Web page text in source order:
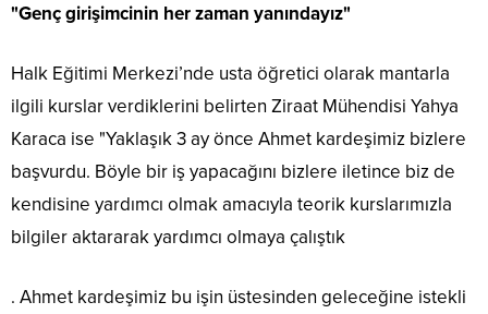
"Genç girişimcinin her zaman yanındayız"
Halk Eğitimi Merkezi’nde usta öğretici olarak mantarla
ilgili kurslar verdiklerini belirten Ziraat Mühendisi Yahya
Karaca ise "Yaklaşık 3 ay önce Ahmet kardeşimiz bizlere
başvurdu. Böyle bir iş yapacağını bizlere iletince biz de
kendisine yardımcı olmak amacıyla teorik kurslarımızla
bilgiler aktararak yardımcı olmaya çalıştık
. Ahmet kardeşimiz bu işin üstesinden geleceğine istekli